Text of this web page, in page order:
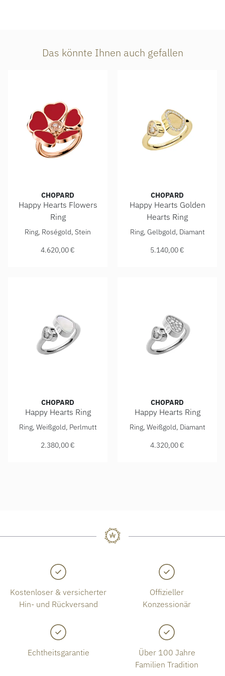
Das könnte Ihnen auch gefallen
CHOPARD
Happy Hearts Flowers
Ring
Chopard Happy Hearts Flowers Ring, Ref: 82A085-5800,
Ring, Roségold, Stein
4.620,00 €
CHOPARD
Happy Hearts Golden
Hearts Ring
Chopard Happy Hearts
Ring, Gelbgold, Diamant
5.140,00 €
CHOPARD
Happy Hearts Ring
Chopard Happy Hearts Ring, Ref: 829482-1300, Preis:
Ring, Weißgold, Perlmutt
2.380,00 €
CHOPARD
Happy Hearts Ring
Chopard Happy Hearts
Ring, Weißgold, Diamant
4.320,00 €
Kostenloser & versicherter
Hin- und Rückversand
Offizieller
Konzessionär
Echtheitsgarantie
Über 100 Jahre
Familien Tradition